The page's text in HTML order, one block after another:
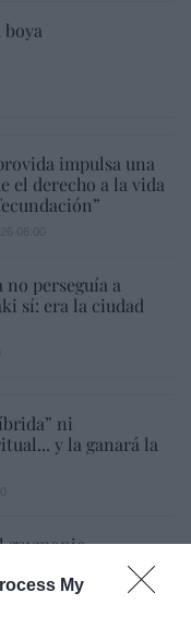
My
boya
impulsa una
el derecho a la vida
perseguía a
sí: era la ciudad
ni
y la ganará la
gaymonio...
de la Unión